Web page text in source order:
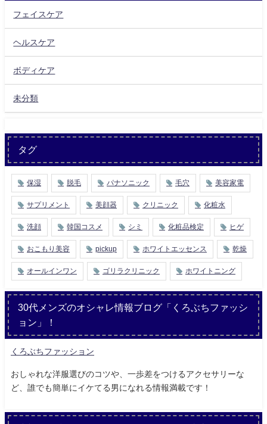
フェイスケア
ヘルスケア
ボディケア
未分類
タグ
保湿 脱毛 パナソニック 毛穴 美容家電
サプリメント 美顔器 クリニック 化粧水
洗顔 韓国コスメ シミ 化粧品検定 ヒゲ
おこもり美容 pickup ホワイトエッセンス 乾燥
オールインワン ゴリラクリニック ホワイトニング
30代メンズのオシャレ情報ブログ「くろぶちファッシ
ョン」！
くろぶちファッション
おしゃれな洋服選びのコツや、一歩差をつけるアクセサリーな
ど、誰でも簡単にイケてる男になれる情報満載です！